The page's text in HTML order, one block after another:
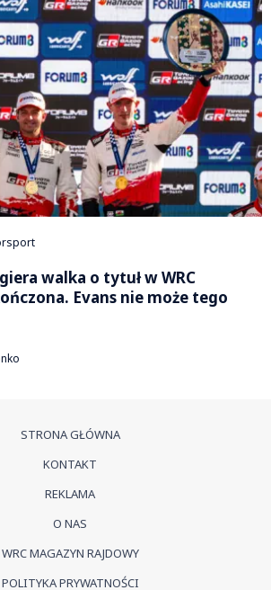
walka o tytuł w WRC
Evans nie może tego
STRONA GŁÓWNA
KONTAKT
REKLAMA
O NAS
WRC MAGAZYN RAJDOWY
POLITYKA PRYWATNOŚCI